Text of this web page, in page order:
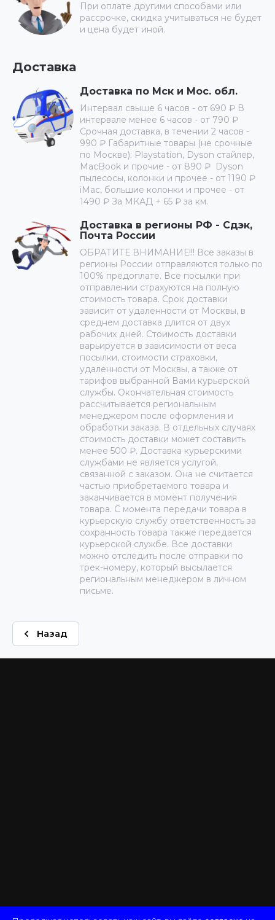
При оплате другими способами или
рассрочке, скидка учитываться не будет
и цена будет иной.
Доставка
Доставка по Мск и Мос. обл.
Интервал свыше 6 часов - от 690 ₽ В
интервале менее 6 часов - от 790 ₽
Срочная доставка, в течении 2 часов -
990 ₽ Габаритные товары (не срочные
по Москве): Playstation, Dyson стайлер,
MacBook и прочие - от 890 ₽ Dyson
пылесосы, колонки и прочее - от 1190 ₽
iMac, большие колонки и прочее - от
1490 ₽ За МКАД + 65 ₽ за км.
Доставка в регионы РФ - Сдэк,
Почта России
ОБРАТИТЕ ВНИМАНИЕ!!! Все заказы в
регионы России отправляются только по
100% предоплате. Все посылки при
отправлении страхуются на полную
стоимость товара. Срок доставки
зависит от удаленности от Москвы, в
среднем доставка длится от двух
рабочих дней. Стоимость доставки
варьируется в зависимости от веса
посылки, стоимости страховки,
удаленности от Москвы, а также от
тарифов выбранной Вами курьерской
службы. Окончательная стоимость
рассчитывается региональным
менеджером после оформления и
обработки заказа. В отдельных случаях
стоимость доставки может составить
менее 500 ₽. Доставка курьерскими
службами не является услугой,
связанной с заказом. Она не считается
частью приобретаемого товара и
заканчивается в момент получения
товара. С момента передачи товара в
курьерскую службу ответственность за
сохранность товара также передается
курьерской службе. Все доставки
можно отследить после отправки по
трек-номеру, который высылается
региональным менеджером в личном
письме.
Назад